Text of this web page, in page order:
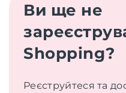
Ви ще не
Shopping?
Реєструйтеся та